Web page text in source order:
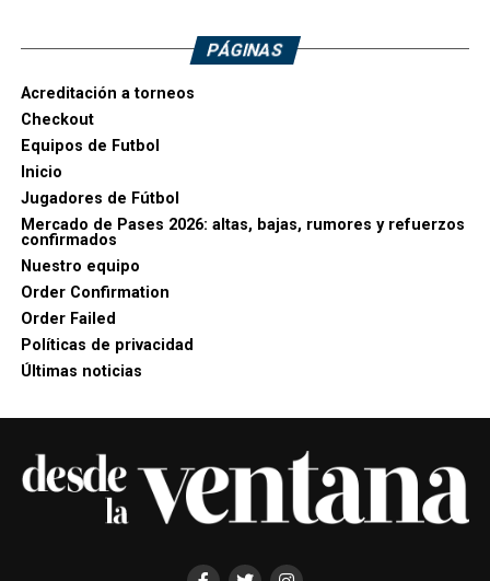
PÁGINAS
Acreditación a torneos
Checkout
Equipos de Futbol
Inicio
Jugadores de Fútbol
Mercado de Pases 2026: altas, bajas, rumores y refuerzos
confirmados
Nuestro equipo
Order Confirmation
Order Failed
Políticas de privacidad
Últimas noticias